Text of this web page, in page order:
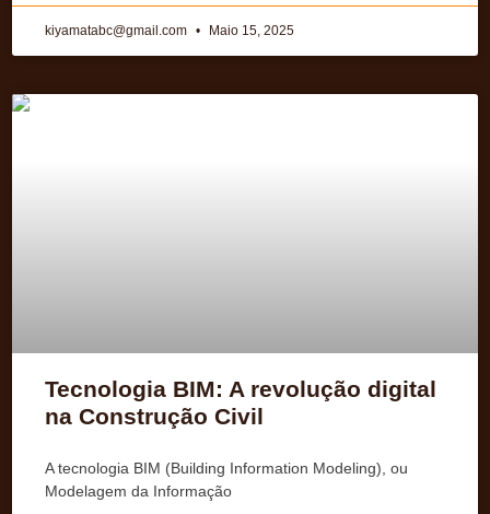
kiyamatabc@gmail.com Maio 15, 2025
Tecnologia BIM: A revolução digital
na Construção Civil
A tecnologia BIM (Building Information Modeling), ou
Modelagem da Informação